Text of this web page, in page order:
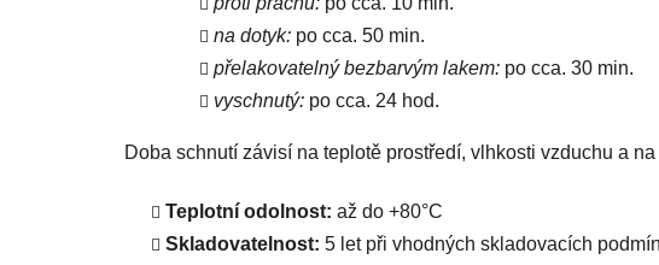
na dotyk: po cca. 50 min.
přelakovatelný bezbarvým lakem: po cca. 30 min.
vyschnutý: po cca. 24 hod.
Doba schnutí závisí na teplotě prostředí, vlhkosti vzduchu a
Teplotní odolnost: až do +80°C
Skladovatelnost: 5 let při vhodných skladovacích